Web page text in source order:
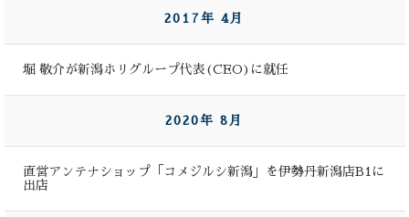
2017年 4月
堀 敬介が新潟ホリグループ代表(CEO)に就任
2020年 8月
直営アンテナショップ「コメジルシ新潟」を伊勢丹新潟店B1に
出店